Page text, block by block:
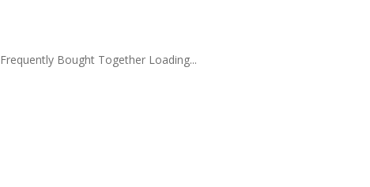
Frequently Bought Together Loading...